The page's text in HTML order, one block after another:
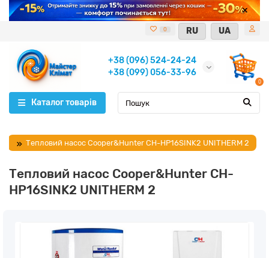
0 RU UA
+38 (096) 524-24-24
+38 (099) 056-33-96
0
Каталог товарів
Тепловий насос Cooper&Hunter CH-HP16SINK2 UNITHERM 2
Тепловий насос Cooper&Hunter CH-
HP16SINK2 UNITHERM 2